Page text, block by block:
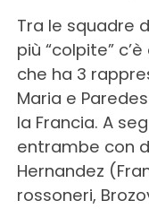
Tra le squadre
più “colpite”
che ha 3
Maria e
la Francia. A
entrambe con
Hernandez
rossoneri,